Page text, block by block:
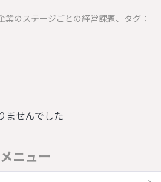
業のステージごとの経営課題、タグ：
ませんでした
メニュー